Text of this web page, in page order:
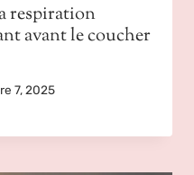
respiration
avant le coucher
7, 2025